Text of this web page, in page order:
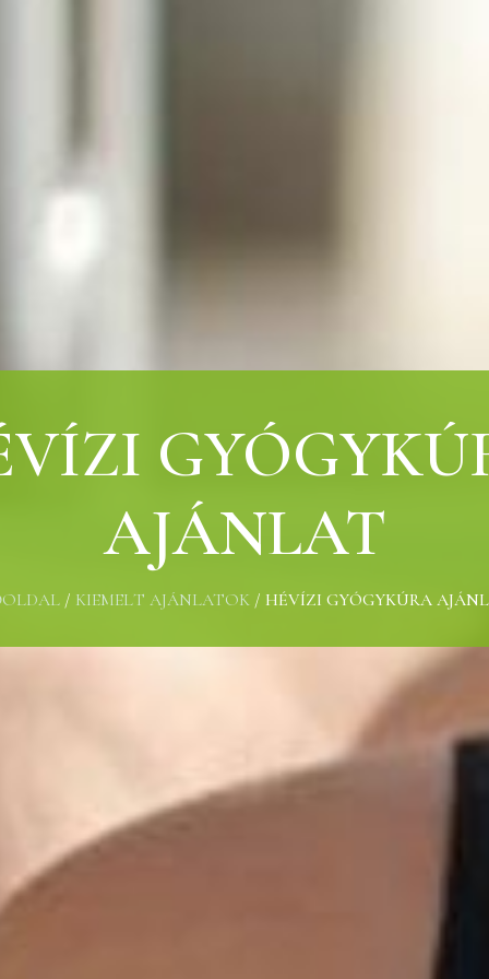
AJÁNLAT
/ KIEMELT AJÁNLATOK / HÉVÍZI GYÓGYKÚRA